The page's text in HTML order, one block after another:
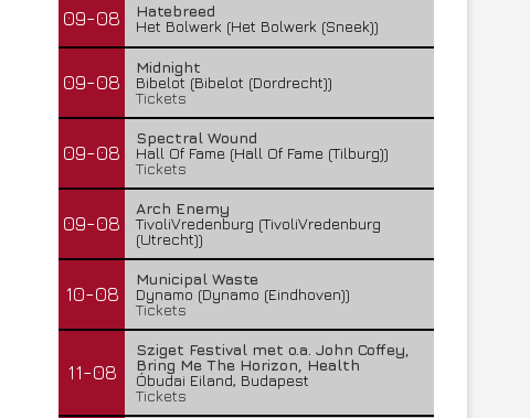
09-08
Hatebreed
Het Bolwerk (Het Bolwerk (Sneek))
09-08
Midnight
Bibelot (Bibelot (Dordrecht))
Tickets
09-08
Spectral Wound
Hall Of Fame (Hall Of Fame (Tilburg))
Tickets
09-08
Arch Enemy
TivoliVredenburg (TivoliVredenburg
(Utrecht))
10-08
Municipal Waste
Dynamo (Dynamo (Eindhoven))
Tickets
11-08
Sziget Festival met o.a. John Coffey,
Bring Me The Horizon, Health
Óbudai Eiland, Budapest
Tickets